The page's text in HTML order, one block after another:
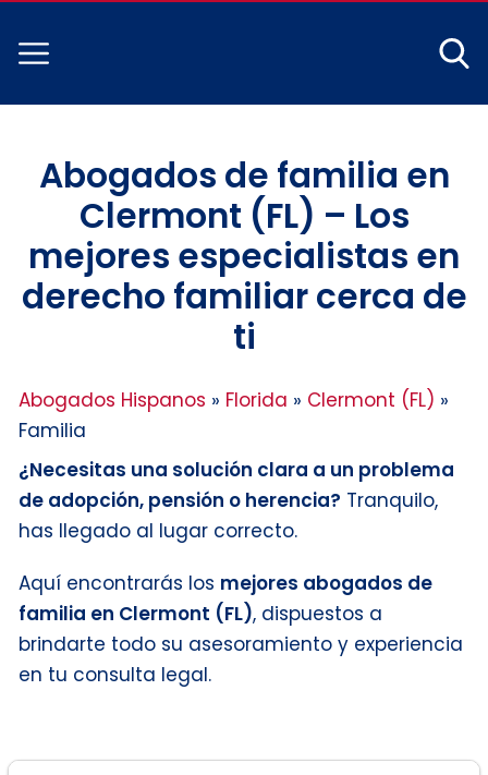
Abogados de familia en
Clermont (FL) – Los
mejores especialistas en
derecho familiar cerca de
ti
Abogados Hispanos » Florida » Clermont (FL) »
Familia
¿Necesitas una solución clara a un problema
de adopción, pensión o herencia? Tranquilo,
has llegado al lugar correcto.
Aquí encontrarás los mejores abogados de
familia en Clermont (FL), dispuestos a
brindarte todo su asesoramiento y experiencia
en tu consulta legal.